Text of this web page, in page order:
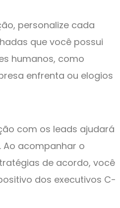
personalize cada
que você possui
humanos, como
enfrenta ou elogios
com os leads ajudará
acompanhar o
de acordo, você
dos executivos C-